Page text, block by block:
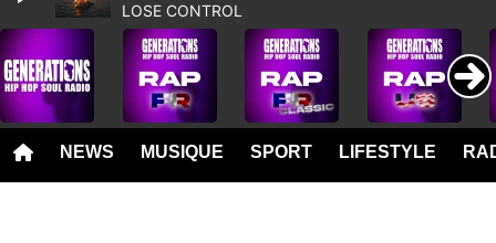
NEWS MUSIQUE SPORT LIFESTYLE
LOSE CONTROL